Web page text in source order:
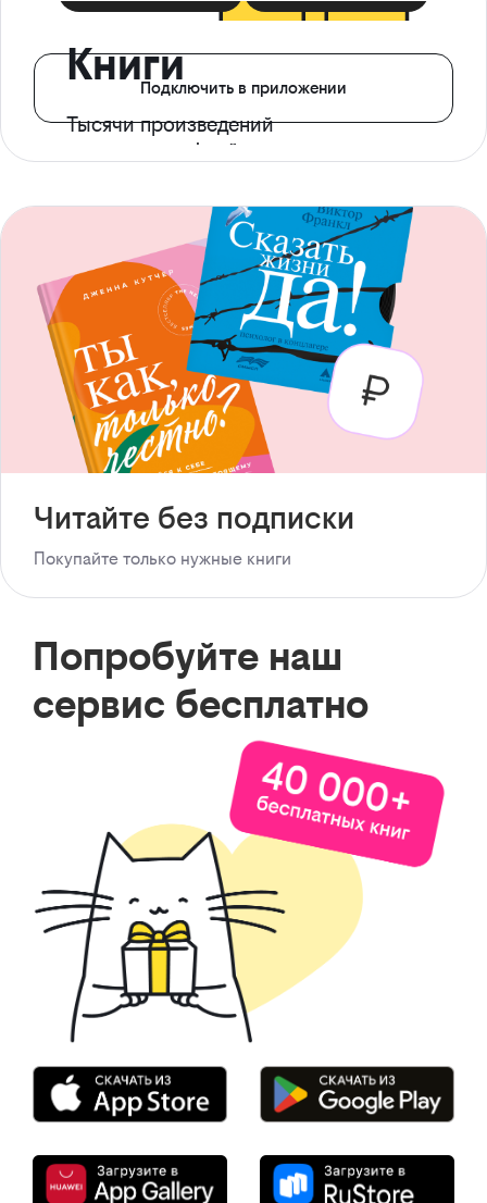
Книги
Тысячи произведений
с доступом офлайн
Подключить в приложении
Читайте без подписки
Покупайте только нужные книги
Попробуйте наш
сервис бесплатно